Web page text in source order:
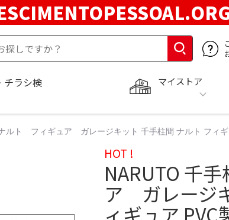
マイストア
チラシ検
ルト フィギュア ガレージキット 千手柱間 ナルト フィギ
HOT !
NARUTO 千
ア ガレージ
ィギュア